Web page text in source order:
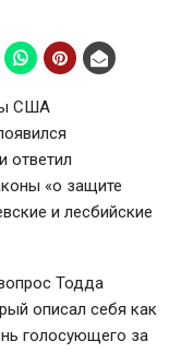
США
ответил
«о защите
и лесбийские
Тодда
описал себя как
голосующего за